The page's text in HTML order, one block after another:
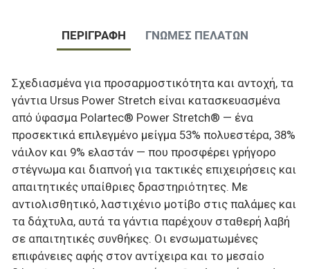
ΠΕΡΙΓΡΑΦΉ ΓΝΏΜΕΣ ΠΕΛΑΤΏΝ
Σχεδιασμένα για προσαρμοστικότητα και αντοχή, τα
γάντια Ursus Power Stretch είναι κατασκευασμένα
από ύφασμα Polartec® Power Stretch® — ένα
προσεκτικά επιλεγμένο μείγμα 53% πολυεστέρα, 38%
νάιλον και 9% ελαστάν — που προσφέρει γρήγορο
στέγνωμα και διαπνοή για τακτικές επιχειρήσεις και
απαιτητικές υπαίθριες δραστηριότητες. Με
αντιολισθητικό, λαστιχένιο μοτίβο στις παλάμες και
τα δάχτυλα, αυτά τα γάντια παρέχουν σταθερή λαβή
σε απαιτητικές συνθήκες. Οι ενσωματωμένες
επιφάνειες αφής στον αντίχειρα και το μεσαίο